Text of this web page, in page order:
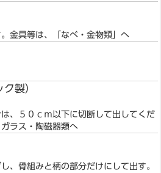
金具等は、「なべ・金物類」へ
製）
、５０ｃｍ以下に切断して出してくだ
ラス・陶磁器類へ
、骨組みと柄の部分だけにして出す。